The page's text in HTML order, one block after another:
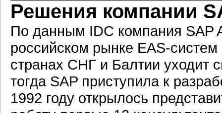
Решения компании
По данным IDC компания SAP
российском рынке EAS-
странах СНГ и Балтии уходит
тогда SAP приступила к
1992 году открылось